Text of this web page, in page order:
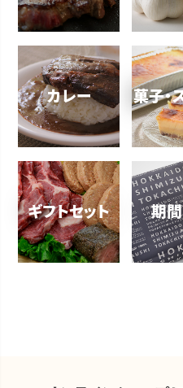
カレー 菓子・
ギフトセット 期